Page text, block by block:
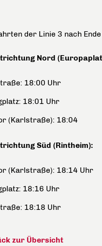
der Linie 3 nach
Nord
18:00 Uhr
18:01 Uhr
(Karlstraße): 18:04
Süd (Rintheim):
(Karlstraße): 18:14 Uhr
18:16 Uhr
18:18 Uhr
zur Übersicht